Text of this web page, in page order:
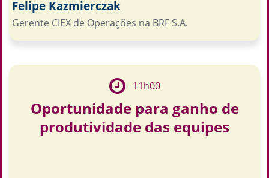
Felipe Kazmierczak
Gerente CIEX de Operações na BRF S.A.
11h00
Oportunidade para ganho de
produtividade das equipes